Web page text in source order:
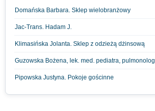
Domańska Barbara. Sklep wielobranżowy
Jac-Trans. Hadam J.
Klimasińska Jolanta. Sklep z odzieżą dżinsową
Guzowska Bożena, lek. med. pediatra, pulmonolog
Pipowska Justyna. Pokoje gościnne